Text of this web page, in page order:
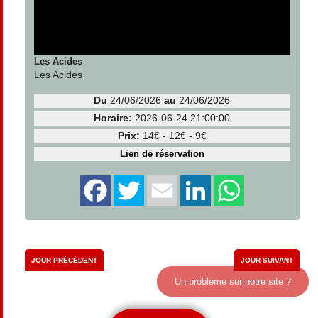
Agenda Opéra
Agenda Shopping
Agenda Spectacles
Agenda Théâtre
Di
Les Acides
Les Acides
Du 24/06/2026au 24/06/2026
Horaire:2026-06-24 21:00:00
Prix: 14€ - 12€ - 9€
Lien de réservation
JOUR PRÉCÉDENT JOUR SUIVANT
Un problème sur notre site ?